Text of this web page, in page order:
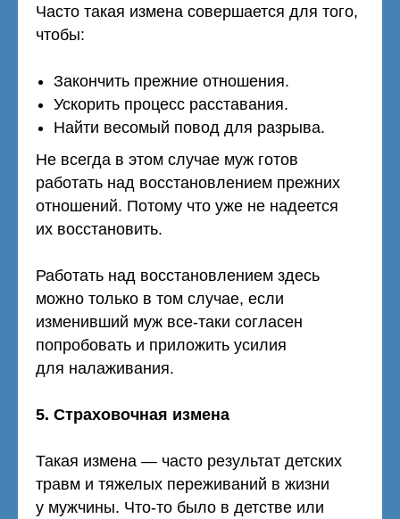
Часто такая измена совершается для того,
чтобы:
Закончить прежние отношения.
Ускорить процесс расставания.
Найти весомый повод для разрыва.
Не всегда в этом случае муж готов
работать над восстановлением прежних
отношений. Потому что уже не надеется
их восстановить.
Работать над восстановлением здесь
можно только в том случае, если
изменивший муж все-таки согласен
попробовать и приложить усилия
для налаживания.
5. Страховочная измена
Такая измена — часто результат детских
травм и тяжелых переживаний в жизни
у мужчины. Что-то было в детстве или